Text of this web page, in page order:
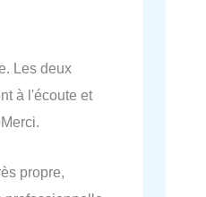
Les deux
à l'écoute et
propre,